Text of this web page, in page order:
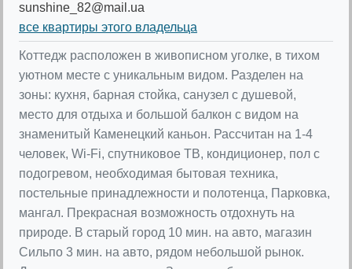
sunshine_82@mail.ua
все квартиры этого владельца
Коттедж расположен в живописном уголке, в тихом
уютном месте с уникальным видом. Разделен на
зоны: кухня, барная стойка, санузел с душевой,
место для отдыха и большой балкон с видом на
знаменитый Каменецкий каньон. Рассчитан на 1-4
человек, Wi-Fi, спутниковое ТВ, кондиционер, пол с
подогревом, необходимая бытовая техника,
постельные принадлежности и полотенца, Парковка,
мангал. Прекрасная возможность отдохнуть на
природе. В старый город 10 мин. на авто, магазин
Сильпо 3 мин. на авто, рядом небольшой рынок.